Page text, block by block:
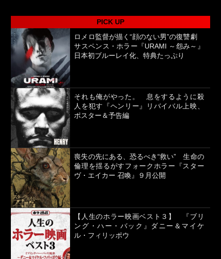
PICK UP
ロメロ監督が描く“顔のない男”の復讐劇
サスペンス・ホラー『URAMI ～怨み～』
日本初ブルーレイ化、特典たっぷり
それも俺がやった。 息をするように殺
人を犯す『ヘンリー』リバイバル上映、
ポスター＆予告編
喪失の先にある、恐るべき“救い” 生命の
倫理を揺るがすフォークホラー『スター
ヴ・エイカー 召喚』９月公開
【人生のホラー映画ベスト３】 『ブリ
ング・ハー・バック』ダニー＆マイケ
ル・フィリッポウ